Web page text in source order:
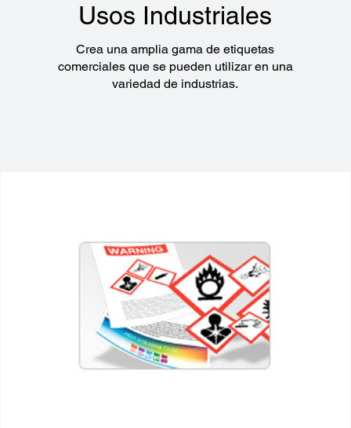
Usos Industriales
Crea una amplia gama de etiquetas
comerciales que se pueden utilizar en una
variedad de industrias.